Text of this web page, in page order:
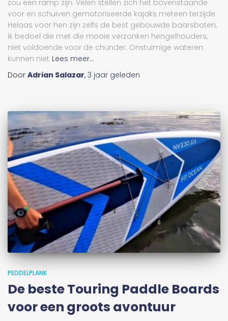
zou een ramp zijn. Velen stellen zich het bovenstaande
voor en schuiven gemotoriseerde kajaks meteen terzijde.
Helaas voor hen zijn zelfs de best gebouwde baarsboten,
ik bedoel die met die mooie verzonken hengelhouders,
niet voldoende voor de chunder. Onstuimige wateren
kunnen niet Lees meer...
Door Adrian Salazar, 3 jaar geleden
PEDDELPLANK
De beste Touring Paddle Boards
voor een groots avontuur